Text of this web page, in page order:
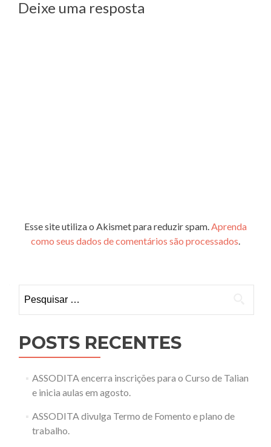
Deixe uma resposta
Esse site utiliza o Akismet para reduzir spam. Aprenda
como seus dados de comentários são processados
por:
POSTS RECENTES
ASSODITA encerra inscrições para o Curso de Talian
e inicia aulas em agosto.
ASSODITA divulga Termo de Fomento e plano de
trabalho.